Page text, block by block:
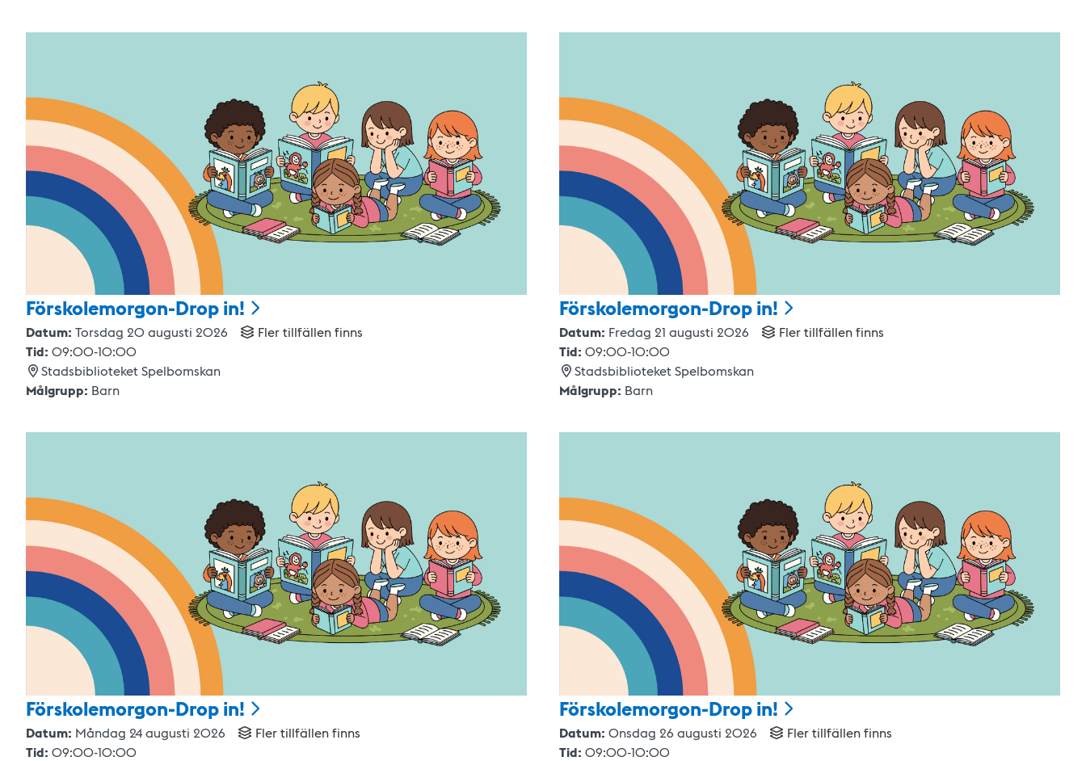
Förskolemorgon-Dropin!
Datum: Torsdag 20 augusti 2026
Fler tillfällen finns
Tid: 09:00-10:00
Stadsbiblioteket Spelbomskan
Målgrupp: Barn
Förskolemorgon-Dropin!
Datum: Fredag 21 augusti 2026
Fler tillfällen finns
Tid: 09:00-10:00
Stadsbiblioteket Spelbomskan
Målgrupp: Barn
Förskolemorgon-Dropin!
Datum: Måndag 24 augusti 2026
Fler tillfällen finns
Tid: 09:00-10:00
Förskolemorgon-Dropin!
Datum: Onsdag 26 augusti 2026
Fler tillfällen finns
Tid: 09:00-10:00